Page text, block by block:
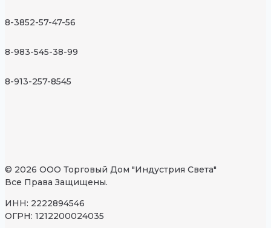
8-3852-57-47-56
8-983-545-38-99
8-913-257-8545
© 2026 ООО Торговый Дом "Индустрия Света"
Все Права Защищены.
ИНН: 2222894546
ОГРН: 1212200024035